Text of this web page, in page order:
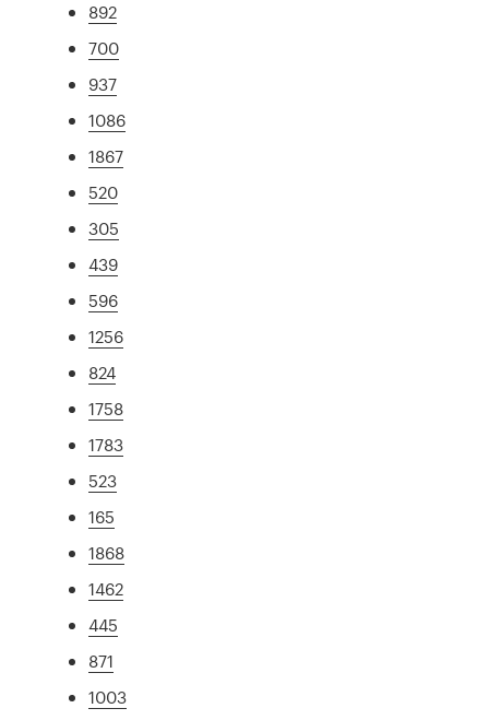
892
700
937
1086
1867
520
305
439
596
1256
824
1758
1783
523
165
1868
1462
445
871
1003